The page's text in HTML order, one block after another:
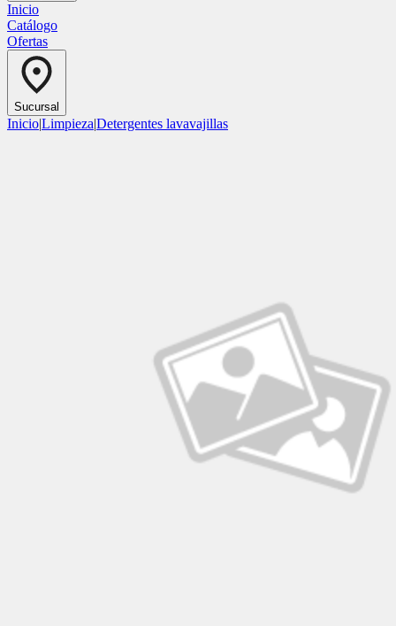
Inicio
Catálogo
Ofertas
Sucursal
Inicio|Limpieza|Detergentes lavavajillas